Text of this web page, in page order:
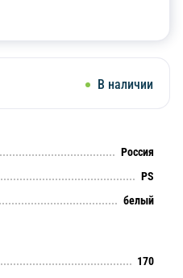
В наличии
Россия
PS
белый
170